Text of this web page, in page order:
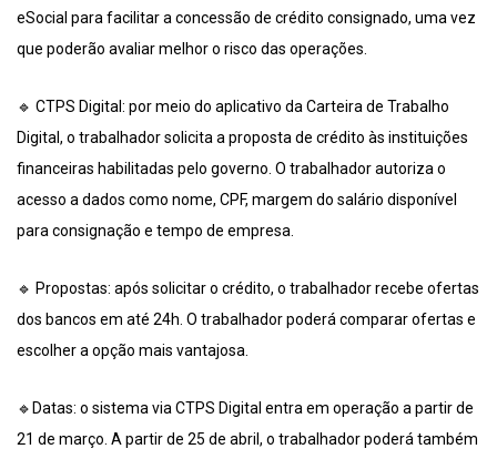
eSocial para facilitar a concessão de crédito consignado, uma vez
que poderão avaliar melhor o risco das operações.
🔹 CTPS Digital: por meio do aplicativo da Carteira de Trabalho
Digital, o trabalhador solicita a proposta de crédito às instituições
financeiras habilitadas pelo governo. O trabalhador autoriza o
acesso a dados como nome, CPF, margem do salário disponível
para consignação e tempo de empresa.
🔹 Propostas: após solicitar o crédito, o trabalhador recebe ofertas
dos bancos em até 24h. O trabalhador poderá comparar ofertas e
escolher a opção mais vantajosa.
🔹Datas: o sistema via CTPS Digital entra em operação a partir de
21 de março. A partir de 25 de abril, o trabalhador poderá também